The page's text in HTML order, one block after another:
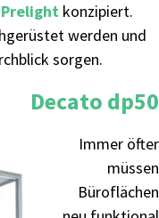
konzipiert.
werden und
sorgen.
Decato dp50
Immer öfter
müssen
Büroflächen